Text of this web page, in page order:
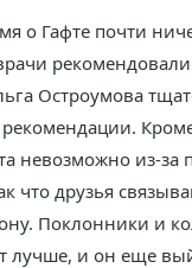
о Гафте почти
Остроумова
невозможно из-за
что друзья
Поклонники и
лучше, и он еще